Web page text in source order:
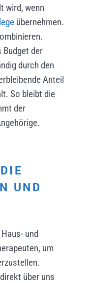
wird, wenn
übernehmen.
Budget der
durch den
Anteil
So bleibt die
der
UND
und
um
über uns